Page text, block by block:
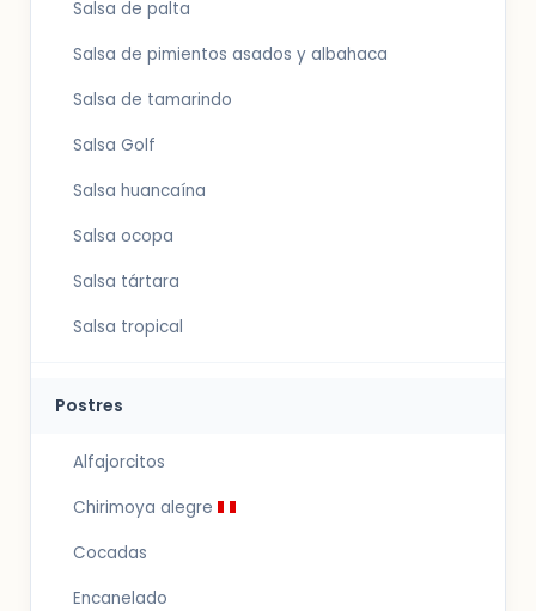
Salsa de palta
Salsa de pimientos asados y albahaca
Salsa de tamarindo
Salsa Golf
Salsa huancaína
Salsa ocopa
Salsa tártara
Salsa tropical
Postres
Alfajorcitos
Chirimoya alegre
Cocadas
Encanelado